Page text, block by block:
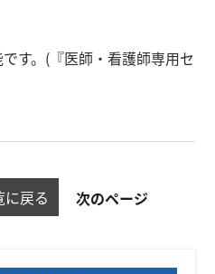
す。(『医師・看護師専用セ
に戻る 次のページ